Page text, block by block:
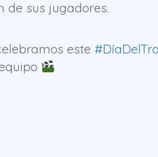
de sus jugadores.
este